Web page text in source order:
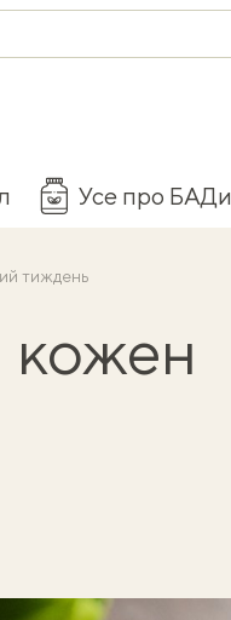
Усе про БАДи
тиждень
кожен